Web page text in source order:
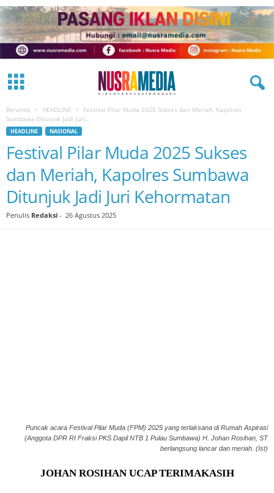
Beranda HEADLINE
Festival Pilar Muda 2025 Sukses dan Meriah, Kapolres
Sumbawa Ditunjuk Jadi Juri...
HEADLINE NASIONAL
Festival Pilar Muda 2025 Sukses
dan Meriah, Kapolres Sumbawa
Ditunjuk Jadi Juri Kehormatan
Penulis Redaksi - 26 Agustus 2025
Puncak acara Festival Pilar Muda (FPM) 2025 yang terlaksana di Rumah Aspirasi
(Anggota DPR RI Fraksi PKS Dapil NTB 1 Pulau Sumbawa) H. Johan Rosihan, ST
berlangsung lancar dan meriah. (Ist)
JOHAN ROSIHAN UCAP TERIMAKASIH